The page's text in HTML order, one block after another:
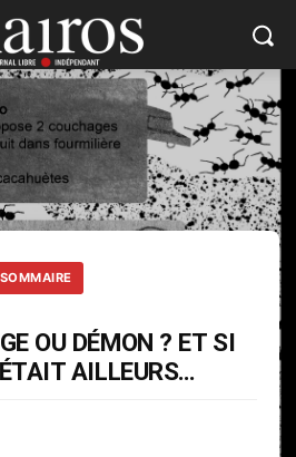
SOMMAIRE
OU DÉMON ? ET SI
AILLEURS…